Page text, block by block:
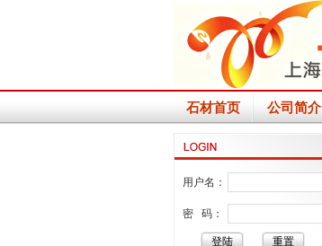
石材首页 公司简介
用户名：
密 码：